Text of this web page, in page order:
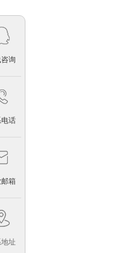
询
话
箱
址